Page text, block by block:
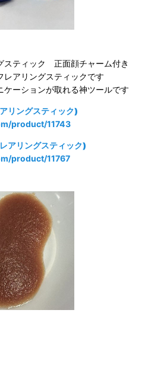
スティック 正面顔チャーム付き
レアリングスティックです
ーションが取れる神ツールです
リングスティック)
product/11743
アリングスティック)
product/11767